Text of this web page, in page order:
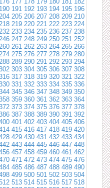
190 191 192 193 194 195 196
204 205 206 207 208 209 210
218 219 220 221 222 223 224
232 233 234 235 236 237 238
246 247 248 249 250 251 252
260 261 262 263 264 265 266
274 275 276 277 278 279 280
288 289 290 291 292 293 294
303 304 305 306 307 308
317 318 319 320 321 322
331 332 333 334 335 336
345 346 347 348 349 350
359 360 361 362 363 364
373 374 375 376 377 378
387 388 389 390 391 392
401 402 403 404 405 406
415 416 417 418 419 420
429 430 431 432 433 434
443 444 445 446 447 448
457 458 459 460 461 462
471 472 473 474 475 476
485 486 487 488 489 490
499 500 501 502 503 504
513 514 515 516 517 518